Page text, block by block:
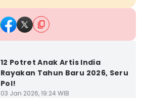
12 Potret Anak Artis India
Rayakan Tahun Baru 2026, Seru
Pol!
03 Jan 2026, 19:24 WIB